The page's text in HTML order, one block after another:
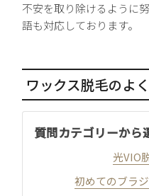
不安を取り除けるように
語も対応しております。
ワックス脱毛のよ
質問カテゴリーから
光VIO
初めてのブラ